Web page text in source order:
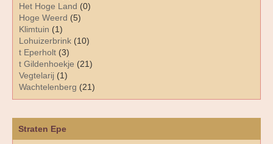
Straten Epe
Het Hoge Land (0)
Hoge Weerd (5)
Klimtuin (1)
Lohuizerbrink (10)
t Eperholt (3)
t Gildenhoekje (21)
Vegtelarij (1)
Wachtelenberg (21)